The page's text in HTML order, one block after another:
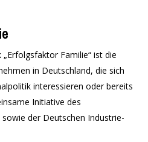
Familie“ ist die
in Deutschland, die sich
interessieren oder bereits
Initiative des
der Deutschen Industrie-